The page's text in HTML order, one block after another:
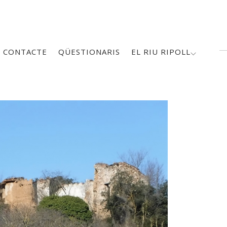
CONTACTE QÜESTIONARIS EL RIU RIPOLL